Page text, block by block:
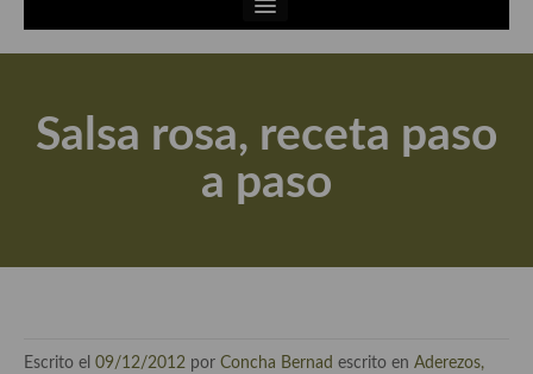
Actualidad y recomendaciones
Apuntes, estudios sobre temas interesantes e importantes
Aceite de Oliva Virgen Extra (AOVE)
Salsa rosa, receta paso
a paso
Escrito el 09/12/2012 por Concha Bernad escrito en Aderezos,